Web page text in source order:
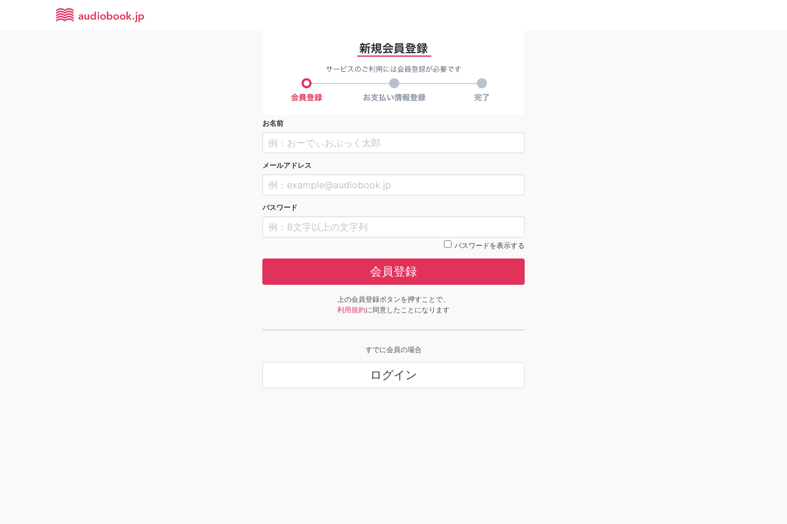
お名前
メールアドレス
パスワード
パスワードを表示する
会員登録
上の会員登録ボタンを押すことで、
利用規約に同意したことになります
すでに会員の場合
ログイン